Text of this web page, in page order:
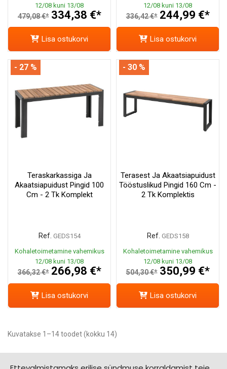
12/08 kuni 13/08
479,08 €* 334,38 €*
Lisa ostukorvi
12/08 kuni 13/08
336,42 €* 244,99 €*
Lisa ostukorvi
Teraskarkassiga Ja
Akaatsiapuidust Pingid 100
Cm - 2 Tk Komplekt
Ref. GEDS154
Kohaletoimetamine vahemikus
12/08 kuni 13/08
366,32 €* 266,98 €*
- 27 %
Lisa ostukorvi
Terasest Ja Akaatsiapuidust
Tööstuslikud Pingid 160 Cm -
2 Tk Komplektis
Ref. GEDS158
Kohaletoimetamine vahemikus
12/08 kuni 13/08
504,30 €* 350,99 €*
- 30 %
Lisa ostukorvi
Kuvatakse 1–14 toodet (kokku 14)